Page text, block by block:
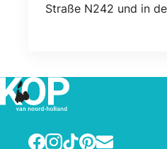
Straße N242 und in
Range eröffnet. Im
die ersten 9
und
eröffnet. Regluys ist
Facebook
Instagram
TikTokPinterest
E-mail